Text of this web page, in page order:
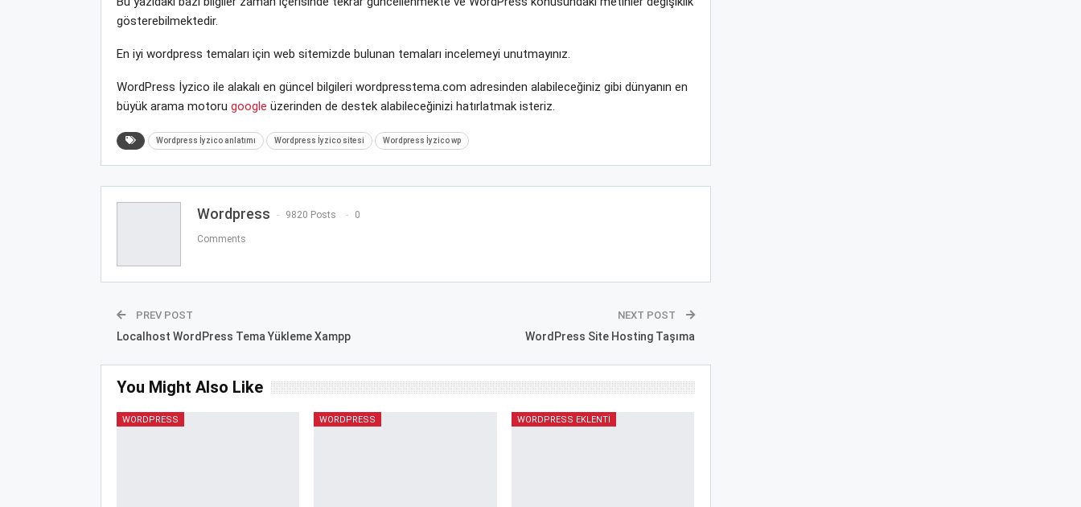
gösterebilmektedir.
En iyi wordpress temaları için web sitemizde bulunan temaları incelemeyi unutmayınız.
WordPress İyzico ile alakalı en güncel bilgileri wordpresstema.com adresinden alabileceğiniz gibi dünyanın en
büyük arama motoru google üzerinden de destek alabileceğinizi hatırlatmak isteriz.
Wordpress İyzico anlatımı Wordpress İyzico sitesi Wordpress İyzico wp
Wordpress 9820 Posts 0
Comments
PREV POST
Localhost WordPress Tema Yükleme Xampp
NEXT POST
WordPress Site Hosting Taşıma
You Might Also Like
WORDPRESS WORDPRESS WORDPRESS EKLENTI